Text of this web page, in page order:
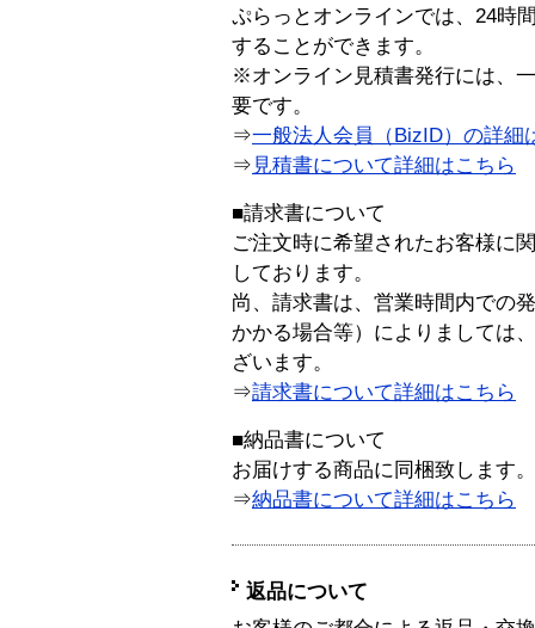
ぷらっとオンラインでは、24時
することができます。
※オンライン見積書発行には、
要です。
⇒一般法人会員（BizID）の詳細
⇒ 見積書について詳細はこちら
■請求書について
ご注文時に希望されたお客様に
しております。
尚、請求書は、営業時間内での
かかる場合等）によりましては
ざいます。
⇒請求書について詳細はこちら
■納品書について
お届けする商品に同梱致します。
⇒納品書について詳細はこちら
返品について